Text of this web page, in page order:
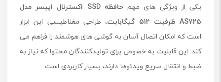
1
2
گ
ی
گ
ا
ب
یکی از ویژگی‌ های مهمحافظهSSD اکسترنال اپیسر مدل
AS725ظرفیت 512 گیگابایت، طراحی مغناطیسی این ابزار
است که امکان اتصال آسان به گوشی های هوشمند را فراهم می
کند. این قابلیت به خصوص برای تولیدکنندگان محتوا که نیاز به
ضبط و انتقال سریع ویدئوها دارند، بسیار کاربردی است.